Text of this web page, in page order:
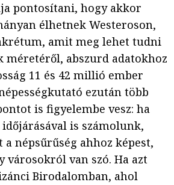
pontosítani, hogy akkor
élhetnek Westeroson,
amit meg lehet tudni
méretéről, abszurd adatokhoz
11 és 42 millió ember
ezután több
is figyelembe vesz: ha
is számolunk,
népsűrűség ahhoz képest,
városokról van szó. Ha azt
Birodalomban, ahol